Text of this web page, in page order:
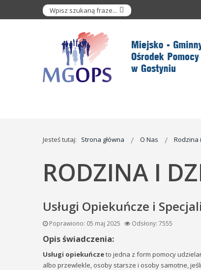
Jesteś tutaj: Strona główna O Nas Rodzina
RODZINA I
Usługi Opiekuńcze i
Poprawiono: 05 maj 2025 Odsłony: 7555
Opis świadczenia:
Usługi opiekuńczeto jedna z form pomocy
albo przewlekle, osoby starsze i osoby samotne,